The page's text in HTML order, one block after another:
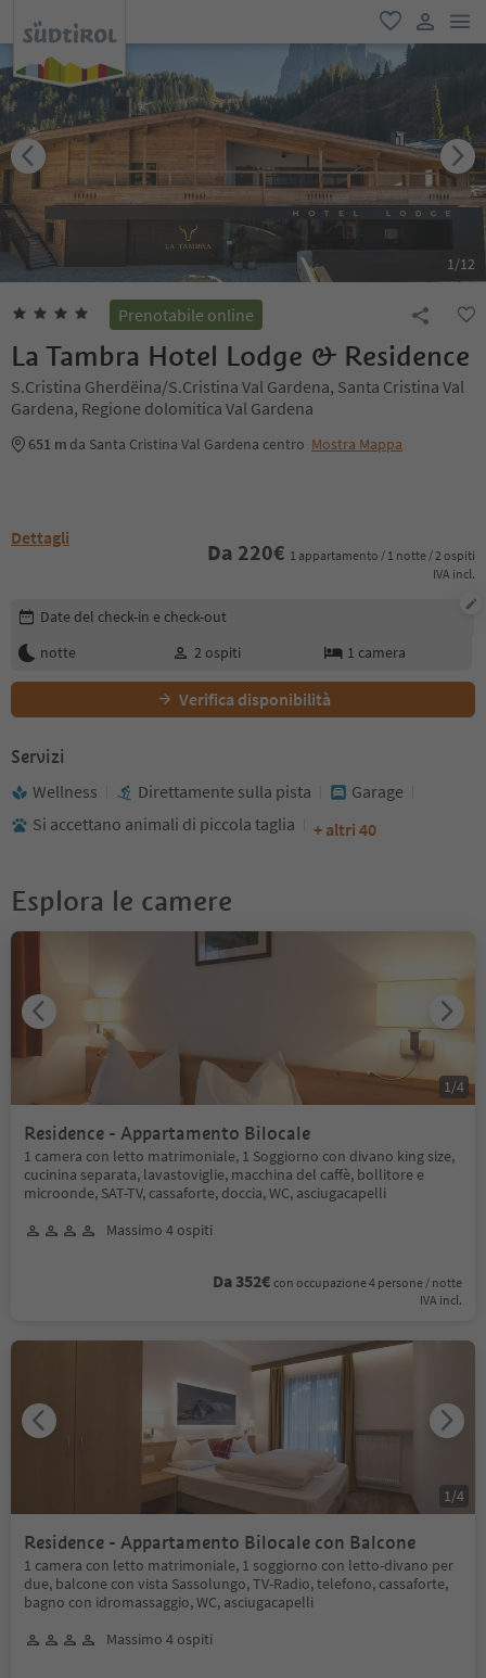
favoriti
user link
1/12
Prenotabile online
La Tambra Hotel Lodge & Residence
S.Cristina Gherdëina/S.Cristina Val Gardena, Santa Cristina Val
Gardena, Regione dolomitica Val Gardena
651 m da Santa Cristina Val Gardena centro Mostra Mappa
Dettagli
Da 220€ 1 appartamento / 1 notte / 2 ospiti
IVA incl.
Modifica i dettagli della prenotazione
Date del check-in e check-out
notte
2 ospiti 1 camera
Verifica disponibilità
Servizi
Wellness Direttamente sulla pista
Garage
Si accettano animali di piccola taglia
+ altri 40
Esplora le camere
Residence - Appartamento Bilocale
1 camera con letto matrimoniale, 1 Soggiorno con divano king size,
cucinina separata, lavastoviglie, macchina del caffè, bollitore e
microonde, SAT-TV, cassaforte, doccia, WC, asciugacapelli
Massimo 4 ospiti
Da 352€ con occupazione 4 persone / notte
IVA incl.
1/4
Residence - Appartamento Bilocale con Balcone
1 camera con letto matrimoniale, 1 soggiorno con letto-divano per
due, balcone con vista Sassolungo, TV-Radio, telefono, cassaforte,
bagno con idromassaggio, WC, asciugacapelli
Massimo 4 ospiti
1/4